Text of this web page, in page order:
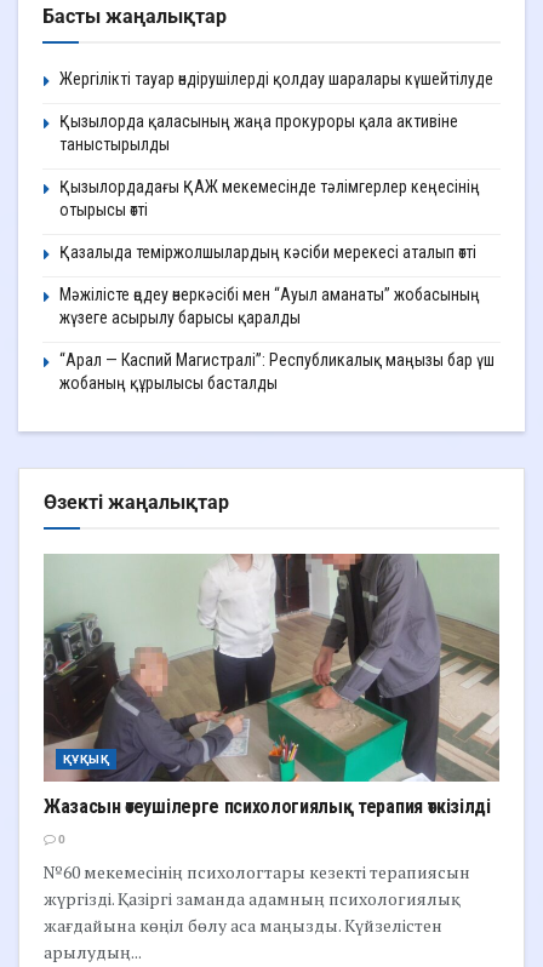
Басты жаңалықтар
Жергілікті тауар өндірушілерді қолдау шаралары күшейтілуде
Қызылорда қаласының жаңа прокуроры қала активіне
таныстырылды
Қызылордадағы ҚАЖ мекемесінде тәлімгерлер кеңесінің
отырысы өтті
Қазалыда теміржолшылардың кәсіби мерекесі аталып өтті
Мәжілісте өңдеу өнеркәсібі мен “Ауыл аманаты” жобасының
жүзеге асырылу барысы қаралды
“Арал — Каспий Магистралі”: Республикалық маңызы бар үш
жобаның құрылысы басталды
Өзекті жаңалықтар
ҚҰҚЫҚ
Жазасын өтеушілерге психологиялық терапия өткізілді
0
№60 мекемесінің психологтары кезекті терапиясын
жүргізді. Қазіргі заманда адамның психологиялық
жағдайына көңіл бөлу аса маңызды. Күйзелістен
арылудың...